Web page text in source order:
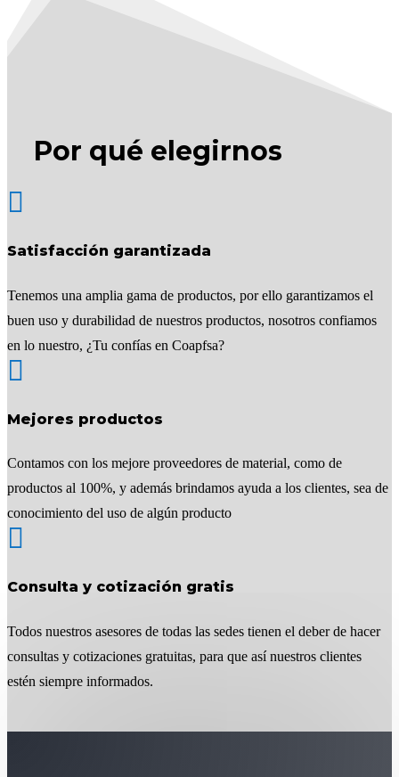
Por qué elegirnos

Satisfacción garantizada
Tenemos una amplia gama de productos, por ello garantizamos el
buen uso y durabilidad de nuestros productos, nosotros confiamos
en lo nuestro, ¿Tu confías en Coapfsa?

Mejores productos
Contamos con los mejore proveedores de material, como de
productos al 100%, y además brindamos ayuda a los clientes, sea de
conocimiento del uso de algún producto

Consulta y cotización gratis
Todos nuestros asesores de todas las sedes tienen el deber de hacer
consultas y cotizaciones gratuitas, para que así nuestros clientes
estén siempre informados.